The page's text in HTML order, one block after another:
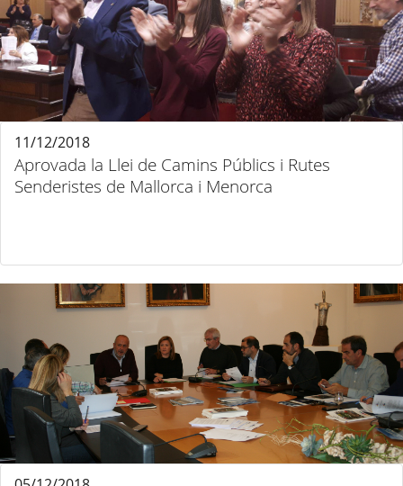
Aprovada la Llei de Camins Públics i Rutes
Senderistes de Mallorca i Menorca
11/12/2018